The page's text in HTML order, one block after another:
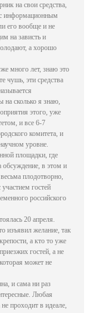
на свои средства,
информационным
его вообще и не
на зависть и
а хорошо
много лет, знаю это
чушь, эти средства
на сколько я знаю,
этого, уже
и все 6-7
комитета, и
уровне.
площадки, где
обсуждение, в этом и
плодотворно,
гостей
российского
20 апреля.
изъявил желание, так
а кто то уже
гостей, а не
может не
и сама ни раз
Любая
проходит в идеале,